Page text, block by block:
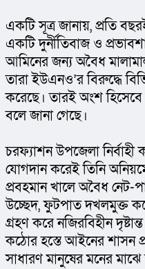
একটি সূত্র জানায়, প্রতি
একটি দুর্নীতিবাজ ও
আমিনের জন্য অবৈধ
তারা ইউএনও’র বিরুদ্ধে
করেছে। তারই অংশ হিসেবে
বলে জানা গেছে।
চরফ্যাশন উপজেলা
যোগদান করেই তিনি
প্রবহমান খালে অবৈধ
উচ্ছেদ, ফুটপাত দখলমুক্ত
গ্রহণ করে নজিরবিহীন
কঠোর হস্তে আইনের শাসন
সাধারণ মানুষের মনের মাঝে